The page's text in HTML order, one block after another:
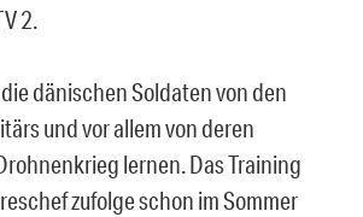
2.
dänischen Soldaten von den
und vor allem von deren
lernen. Das Training
zufolge schon im Sommer